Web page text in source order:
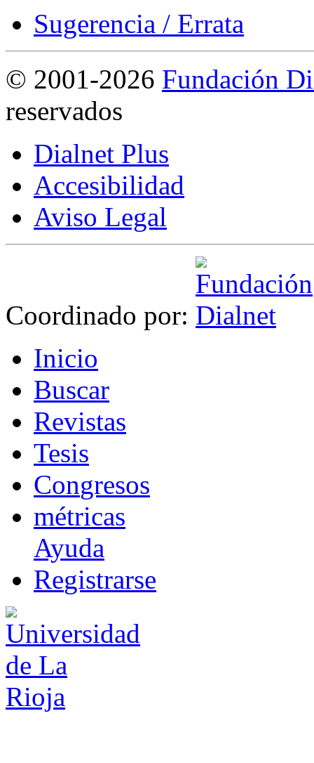
Sugerencia / Errata
© 2001-2026 Fundación
reservados
Dialnet Plus
Accesibilidad
Aviso Legal
Coordinado por:
Inicio
Buscar
Revistas
Tesis
Congresos
métricas
Ayuda
Registrarse